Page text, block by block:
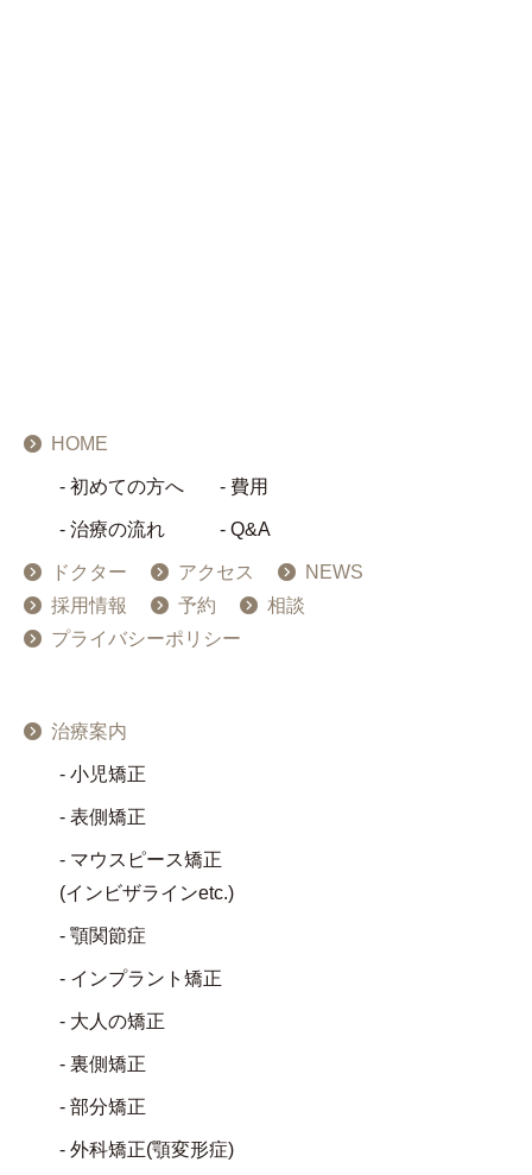
HOME
初めての方へ
治療の流れ
費用
Q&A
ドクター アクセス
NEWS
採用情報
予約
相談
プライバシーポリシー
治療案内
小児矯正
表側矯正
マウスピース矯正
(インビザラインetc.)
顎関節症
インプラント矯正
大人の矯正
裏側矯正
部分矯正
外科矯正(顎変形症)